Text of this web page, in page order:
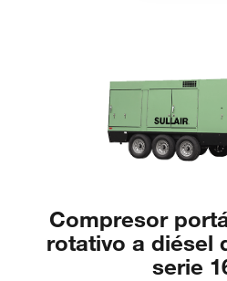
Compresor
rotativo a diésel
serie